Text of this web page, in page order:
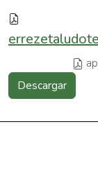
Descargar